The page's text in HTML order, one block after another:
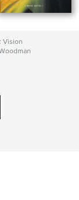
Vision